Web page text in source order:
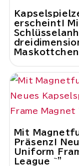
erscheint!
Maskottchen
Mit
Präsenz!
Uniform
League ~"